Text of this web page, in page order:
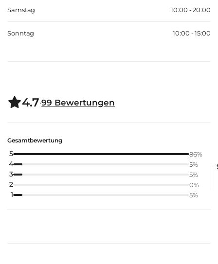
Samstag 10:00 - 20:00
Sonntag 10:00 - 15:00
4.7·99 Bewertungen
Gesamtbewertung
5 86%
4 5%
3 5%
2 0%
1 5%